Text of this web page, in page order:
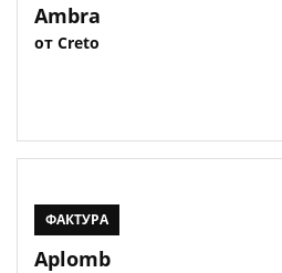
Ambra
от Creto
ФАКТУРА
Aplomb